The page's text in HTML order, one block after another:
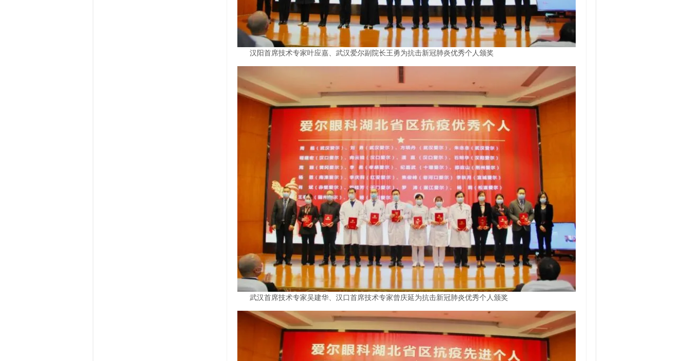
汉阳首席技术专家叶应嘉、武汉爱尔副院长王勇为抗击新冠肺炎优秀个人颁奖
武汉首席技术专家吴建华、汉口首席技术专家曾庆延为抗击新冠肺炎优秀个人颁奖